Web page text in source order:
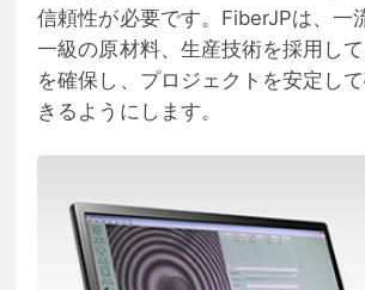
信頼性が必要です。FiberJPは、一
一級の原材料、生産技術を採用し
を確保し、プロジェクトを安定し
きるようにします。